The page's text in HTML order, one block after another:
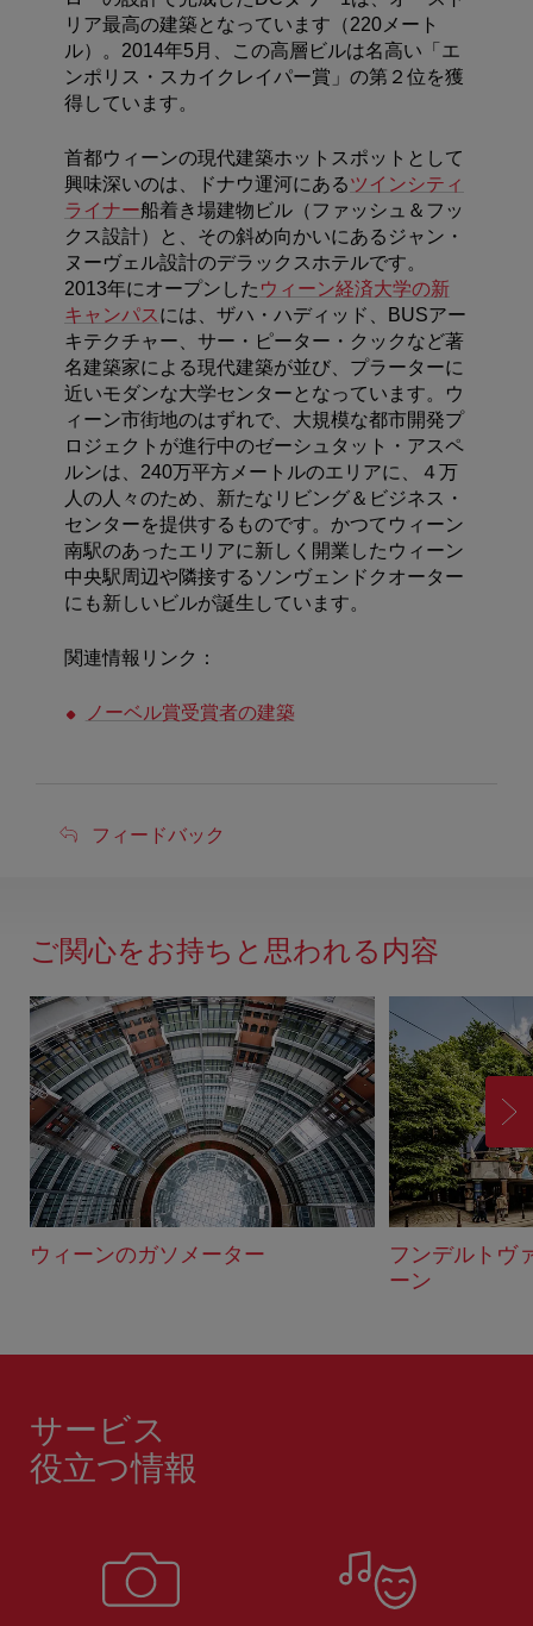
リア最高の建築となっています（220メート
ル）。2014年5月、この高層ビルは名高い「エ
ンポリス・スカイクレイパー賞」の第２位を獲
得しています。
首都ウィーンの現代建築ホットスポットとして
興味深いのは、ドナウ運河にあるツインシティ
ライナー船着き場建物ビル（ファッシュ＆フッ
クス設計）と、その斜め向かいにあるジャン・
ヌーヴェル設計のデラックスホテルです。
2013年にオープンした ウィーン経済大学の新
キャンパス には、ザハ・ハディッド、BUSアー
キテクチャー、サー・ピーター・クックなど著
名建築家による現代建築が並び、プラーターに
近いモダンな大学センターとなっています。ウ
ィーン市街地のはずれで、大規模な都市開発プ
ロジェクトが進行中のゼーシュタット・アスペ
ルンは、240万平方メートルのエリアに、４万
人の人々のため、新たなリビング＆ビジネス・
センターを提供するものです。かつてウィーン
南駅のあったエリアに新しく開業したウィーン
中央駅周辺や隣接するソンヴェンドクオーター
にも新しいビルが誕生しています。
関連情報リンク：
ノーベル賞受賞者の建築
フ
ド
ッ
ク
フィードバック
ご関心をお持ちと思われる内容
ウィーンのガソメーター
フンデルトヴ
ーン
進
む
サービス
役立つ情報